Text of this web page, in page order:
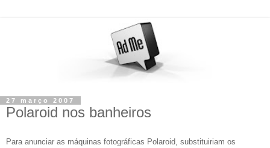
27 março 2007
Polaroid nos banheiros
Para anunciar as máquinas fotográficas Polaroid, substituiriam os